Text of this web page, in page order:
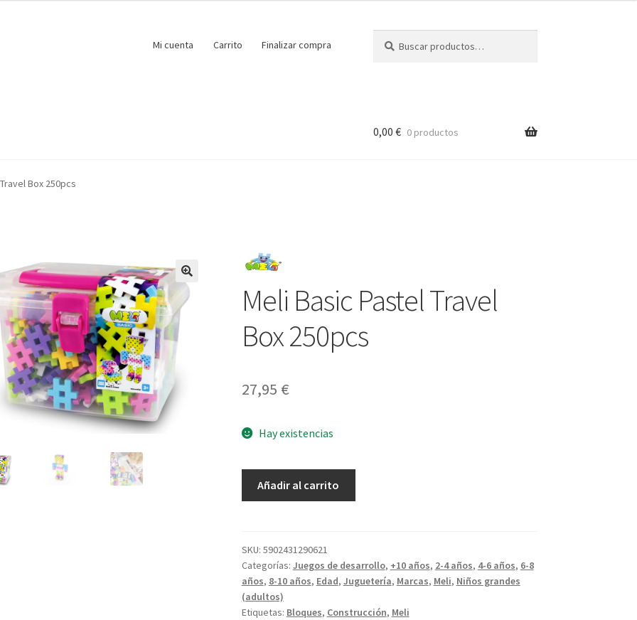
Mi cuenta Carrito Finalizar compra
por:
0,00 € 0 productos
Box 250pcs
🔍
Meli Basic Pastel Travel
Box 250pcs
27,95 €
Hay existencias
Box
250pcs
cantidad
Añadir al carrito
SKU: 5902431290621
Categorías: Juegos de desarrollo, +10 años, 2-4 años, 4-6 años, 6-8
años, 8-10 años, Edad, Juguetería, Marcas, Meli, Niños grandes
(adultos)
Etiquetas: Bloques, Construcción, Meli